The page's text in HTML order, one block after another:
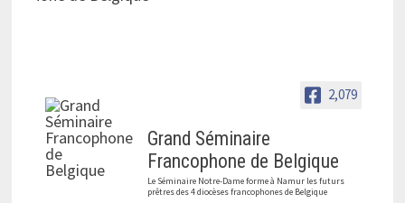
2,079
Grand Séminaire
Francophone de Belgique
Le Séminaire Notre-Dame forme à Namur les futurs
prêtres des 4 diocèses francophones de Belgique